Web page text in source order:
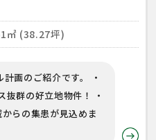
㎡ (38.27坪)
画のご紹介です。 ・
抜群の好立地物件！ ・
らの集患が見込めま